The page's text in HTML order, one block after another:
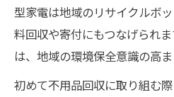
型家電は地域のリサイクルボ
料回収や寄付にもつなげられ
は、地域の環境保全意識の高
初めて不用品回収に取り組む